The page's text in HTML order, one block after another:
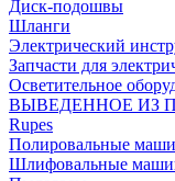
Диск-подошвы
Шланги
Электрический
Запчасти для
Осветительное
ВЫВЕДЕННОЕ ИЗ
Rupes
Полировальные
Шлифовальные